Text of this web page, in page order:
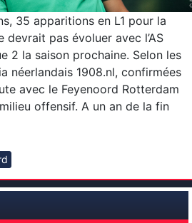
35 apparitions en L1 pour la
devrait pas évoluer avec l’AS
2 la saison prochaine. Selon les
néerlandais 1908.nl, confirmées
avec le Feyenoord Rotterdam
offensif. A un an de la fin